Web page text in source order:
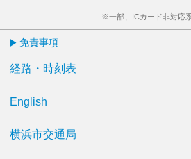
※一部、ICカード非対応
免責事項
経路・時刻表
English
横浜市交通局